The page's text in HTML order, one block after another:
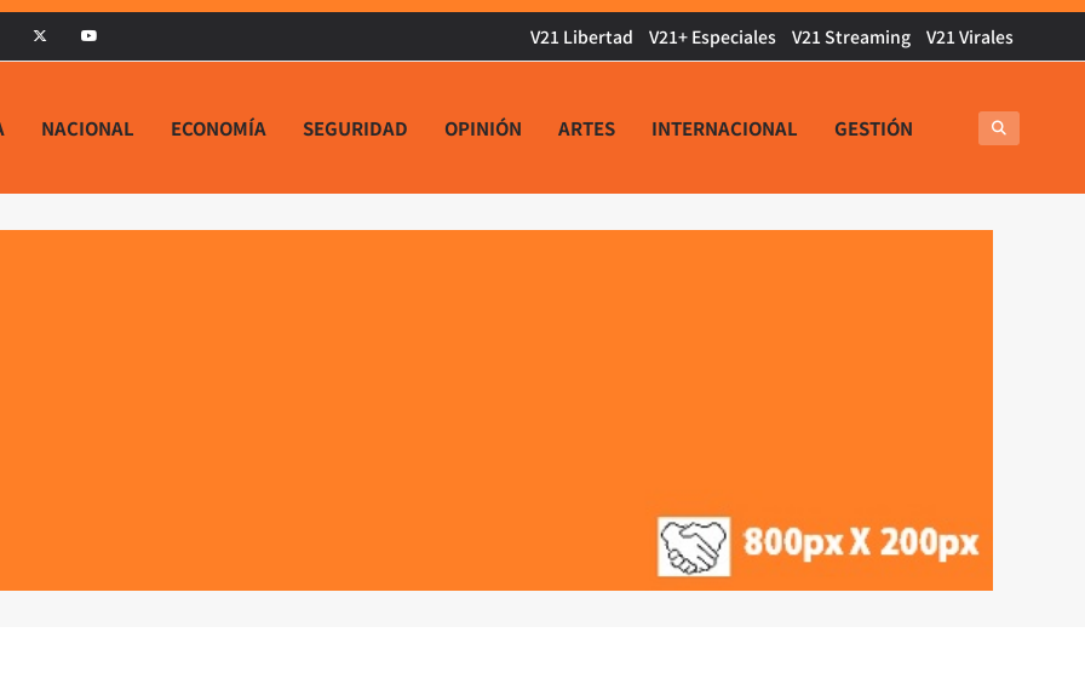
V21 Libertad V21+ Especiales V21 Streaming V21 Virales
NACIONAL ECONOMÍA SEGURIDAD OPINIÓN ARTES INTERNACIONAL GESTIÓN